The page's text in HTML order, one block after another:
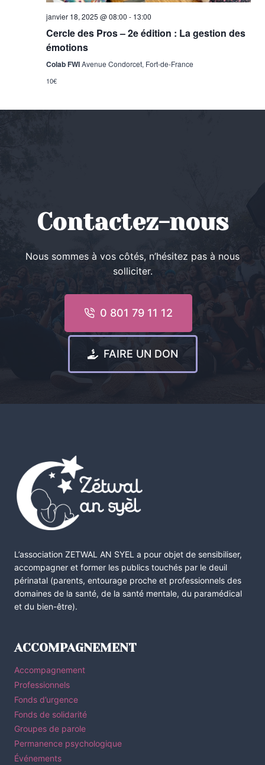
janvier 18, 2025 @ 08:00 - 13:00
Cercle des Pros – 2e édition : La gestion des
émotions
Colab FWIAvenue Condorcet, Fort-de-France
10€
Contactez-nous
Nous sommes à vos côtés, n’hésitez pas à nous
solliciter.
0 801 79 11 12
FAIRE UN DON
L’association ZETWAL AN SYEL a pour objet de sensibiliser,
accompagner et former les publics touchés par le deuil
périnatal (parents, entourage proche et professionnels des
domaines de la santé, de la santé mentale, du paramédical
et du bien-être).
ACCOMPAGNEMENT
Accompagnement
Professionnels
Fonds d’urgence
Fonds de solidarité
Groupes de parole
Permanence psychologique
Événements